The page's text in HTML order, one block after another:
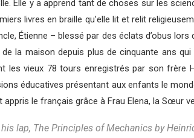
Elle y a apprend tant de choses sur les
livres en braille qu’elle lit et relit
Étienne – blessé par des éclats d’obus
la maison depuis plus de cinquante ans
les vieux 78 tours enregistrés par son frère
éducatives présentant aux enfants le
le français grâce à Frau Elena, la Sœur
lap, The Principles of Mechanics by